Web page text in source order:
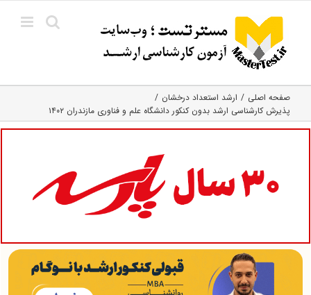
content
صفحه اصلی
ارشد استعداد درخشان
پذیرش کارشناسی ارشد بدون کنکور دانشگاه علم و فناوری مازندران ۱۴۰۲